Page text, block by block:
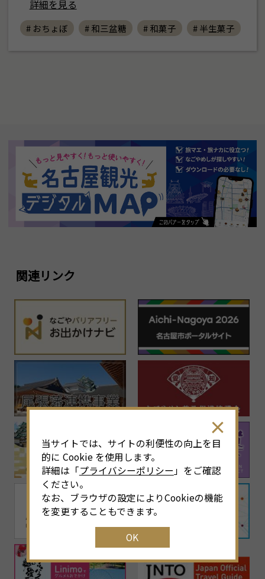
詳細を見る
# おちょぼ # 和三盆糖 # 和菓子 # 半生菓子
関連リンク
当サイトでは、サイトの利便性の向上を目
的に Cookie を使用します。
詳細は「プライバシーポリシー 」をご確認
ください。
なお、ブラウザの設定によりCookieの機能
を変更することもできます。
OK